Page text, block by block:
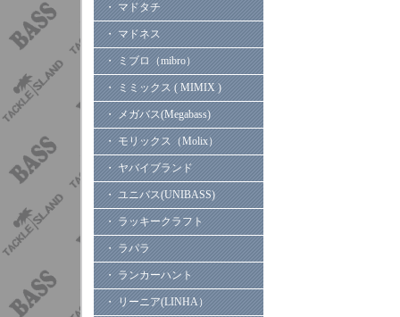
・ マドタチ
・ マドネス
・ ミブロ（mibro）
・ ミミックス ( MIMIX )
・ メガバス(Megabass)
・ モリックス（Molix）
・ ヤバイブランド
・ ユニバス(UNIBASS)
・ ラッキークラフト
・ ラパラ
・ ランカーハント
・ リーニア(LINHA）